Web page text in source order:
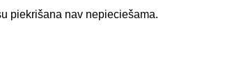
piekrišana nav nepieciešama.